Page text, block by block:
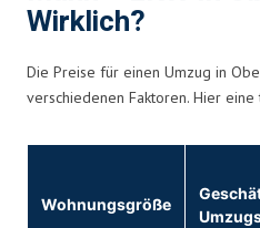
Wirklich?
Die Preise für einen Umzug in
verschiedenen Faktoren. Hier
Wohnungsgröße